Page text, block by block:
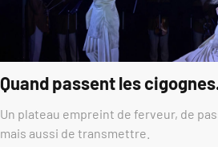
Quand passent les
Un plateau empreint de ferveur, de
mais aussi de transmettre.